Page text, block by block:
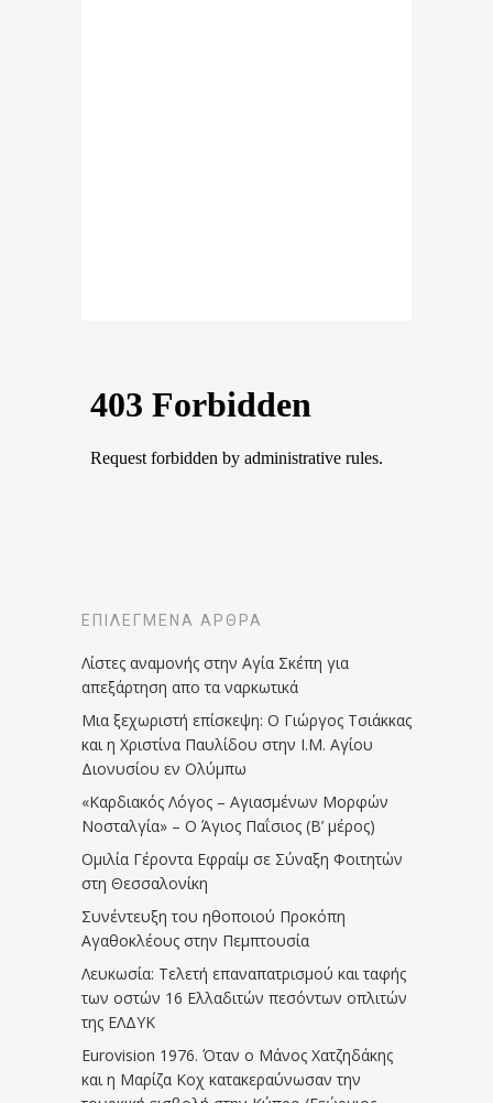
ΕΠΙΛΕΓΜΈΝΑ ΆΡΘΡΑ
Λίστες αναμονής στην Αγία Σκέπη για
απεξάρτηση απο τα ναρκωτικά
Μια ξεχωριστή επίσκεψη: Ο Γιώργος Τσιάκκας
και η Χριστίνα Παυλίδου στην Ι.Μ. Αγίου
Διονυσίου εν Ολύμπω
«Καρδιακός Λόγος – Αγιασμένων Μορφών
Νοσταλγία» – Ο Άγιος Παΐσιος (Β’ μέρος)
Ομιλία Γέροντα Εφραίμ σε Σύναξη Φοιτητών
στη Θεσσαλονίκη
Συνέντευξη του ηθοποιού Προκόπη
Αγαθοκλέους στην Πεμπτουσία
Λευκωσία: Τελετή επαναπατρισμού και ταφής
των οστών 16 Ελλαδιτών πεσόντων οπλιτών
της ΕΛΔΥΚ
Eurovision 1976. Όταν ο Μάνος Χατζηδάκης
και η Μαρίζα Κοχ κατακεραύνωσαν την